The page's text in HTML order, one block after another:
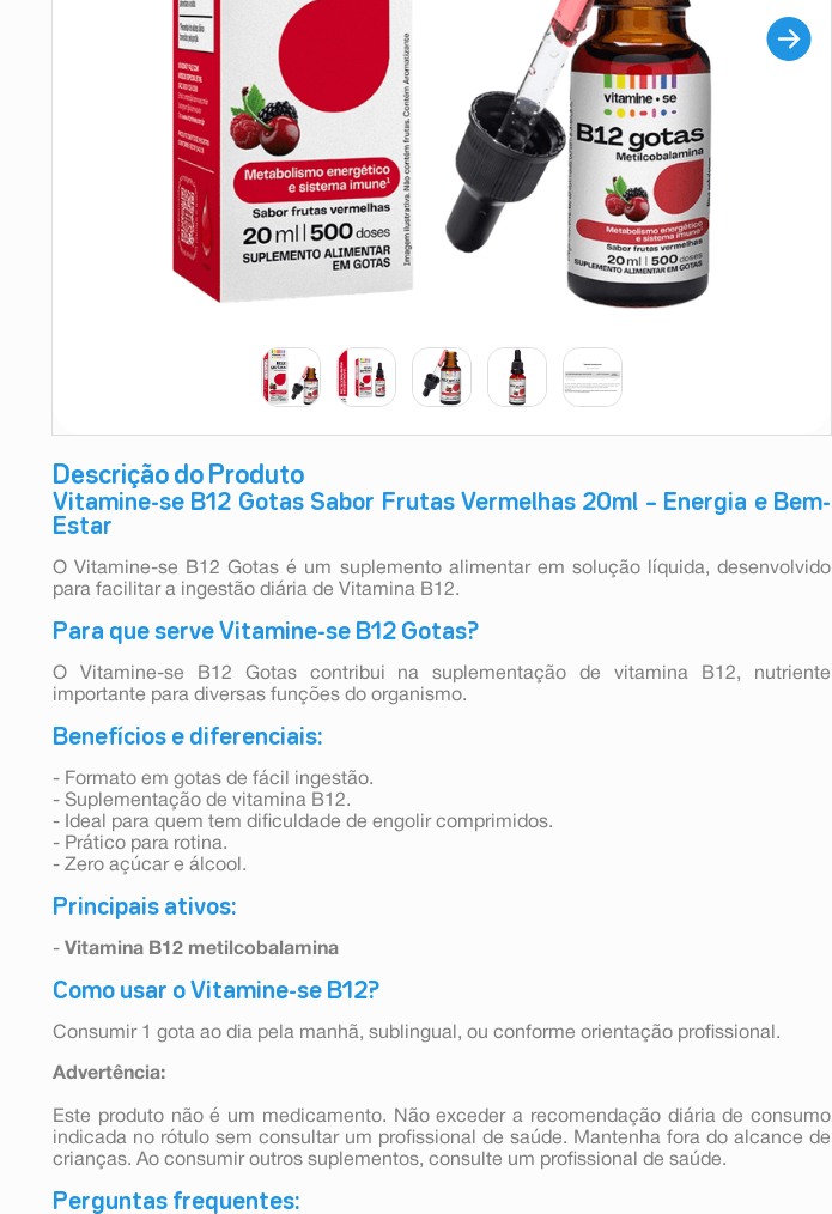
Descrição do Produto
Vitamine-se B12 Gotas Sabor Frutas Vermelhas 20ml – Energia e Bem-
Estar
O Vitamine-se B12 Gotas é um suplemento alimentar em solução líquida, desenvolvido
para facilitar a ingestão diária de Vitamina B12.
Para que serve Vitamine-se B12 Gotas?
O Vitamine-se B12 Gotas contribui na suplementação de vitamina B12, nutriente
importante para diversas funções do organismo.
Benefícios e diferenciais:
- Formato em gotas de fácil ingestão.
- Suplementação de vitamina B12.
- Ideal para quem tem dificuldade de engolir comprimidos.
- Prático para rotina.
- Zero açúcar e álcool.
Principais ativos:
- Vitamina B12 metilcobalamina
Como usar o Vitamine-se B12?
Consumir 1 gota ao dia pela manhã, sublingual, ou conforme orientação profissional.
Advertência:
Este produto não é um medicamento. Não exceder a recomendação diária de consumo
indicada no rótulo sem consultar um profissional de saúde. Mantenha fora do alcance de
crianças. Ao consumir outros suplementos, consulte um profissional de saúde.
Perguntas frequentes:
9º absorvente
shampoo